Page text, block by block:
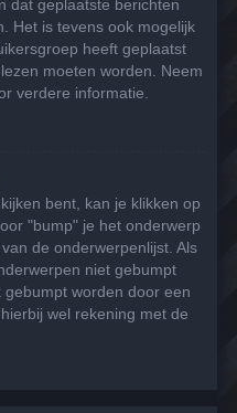
dat geplaatste berichten
Het is tevens ook mogelijk
heeft geplaatst
moeten worden. Neem
verdere informatie.
bent, kan je klikken op
"bump" je het onderwerp
de onderwerpenlijst. Als
niet gebumpt
worden door een
wel rekening met de